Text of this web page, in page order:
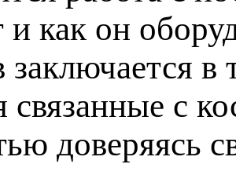
и как он
заключается
связанные с
доверяясь